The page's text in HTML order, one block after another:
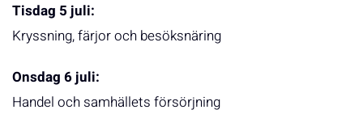
Tisdag 5 juli:
Kryssning, färjor och besöksnäring
Onsdag 6 juli:
Handel och samhällets försörjning